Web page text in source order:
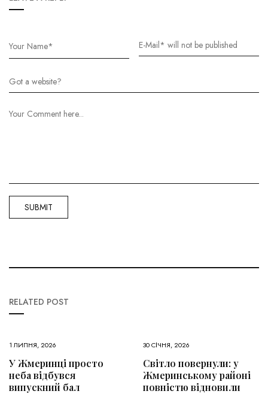
RELATED POST
1 ЛИПНЯ, 2026
У Жмеринці просто
неба відбувся
випускний бал
30 СІЧНЯ, 2026
Світло повернули: у
Жмеринському районі
повністю відновили